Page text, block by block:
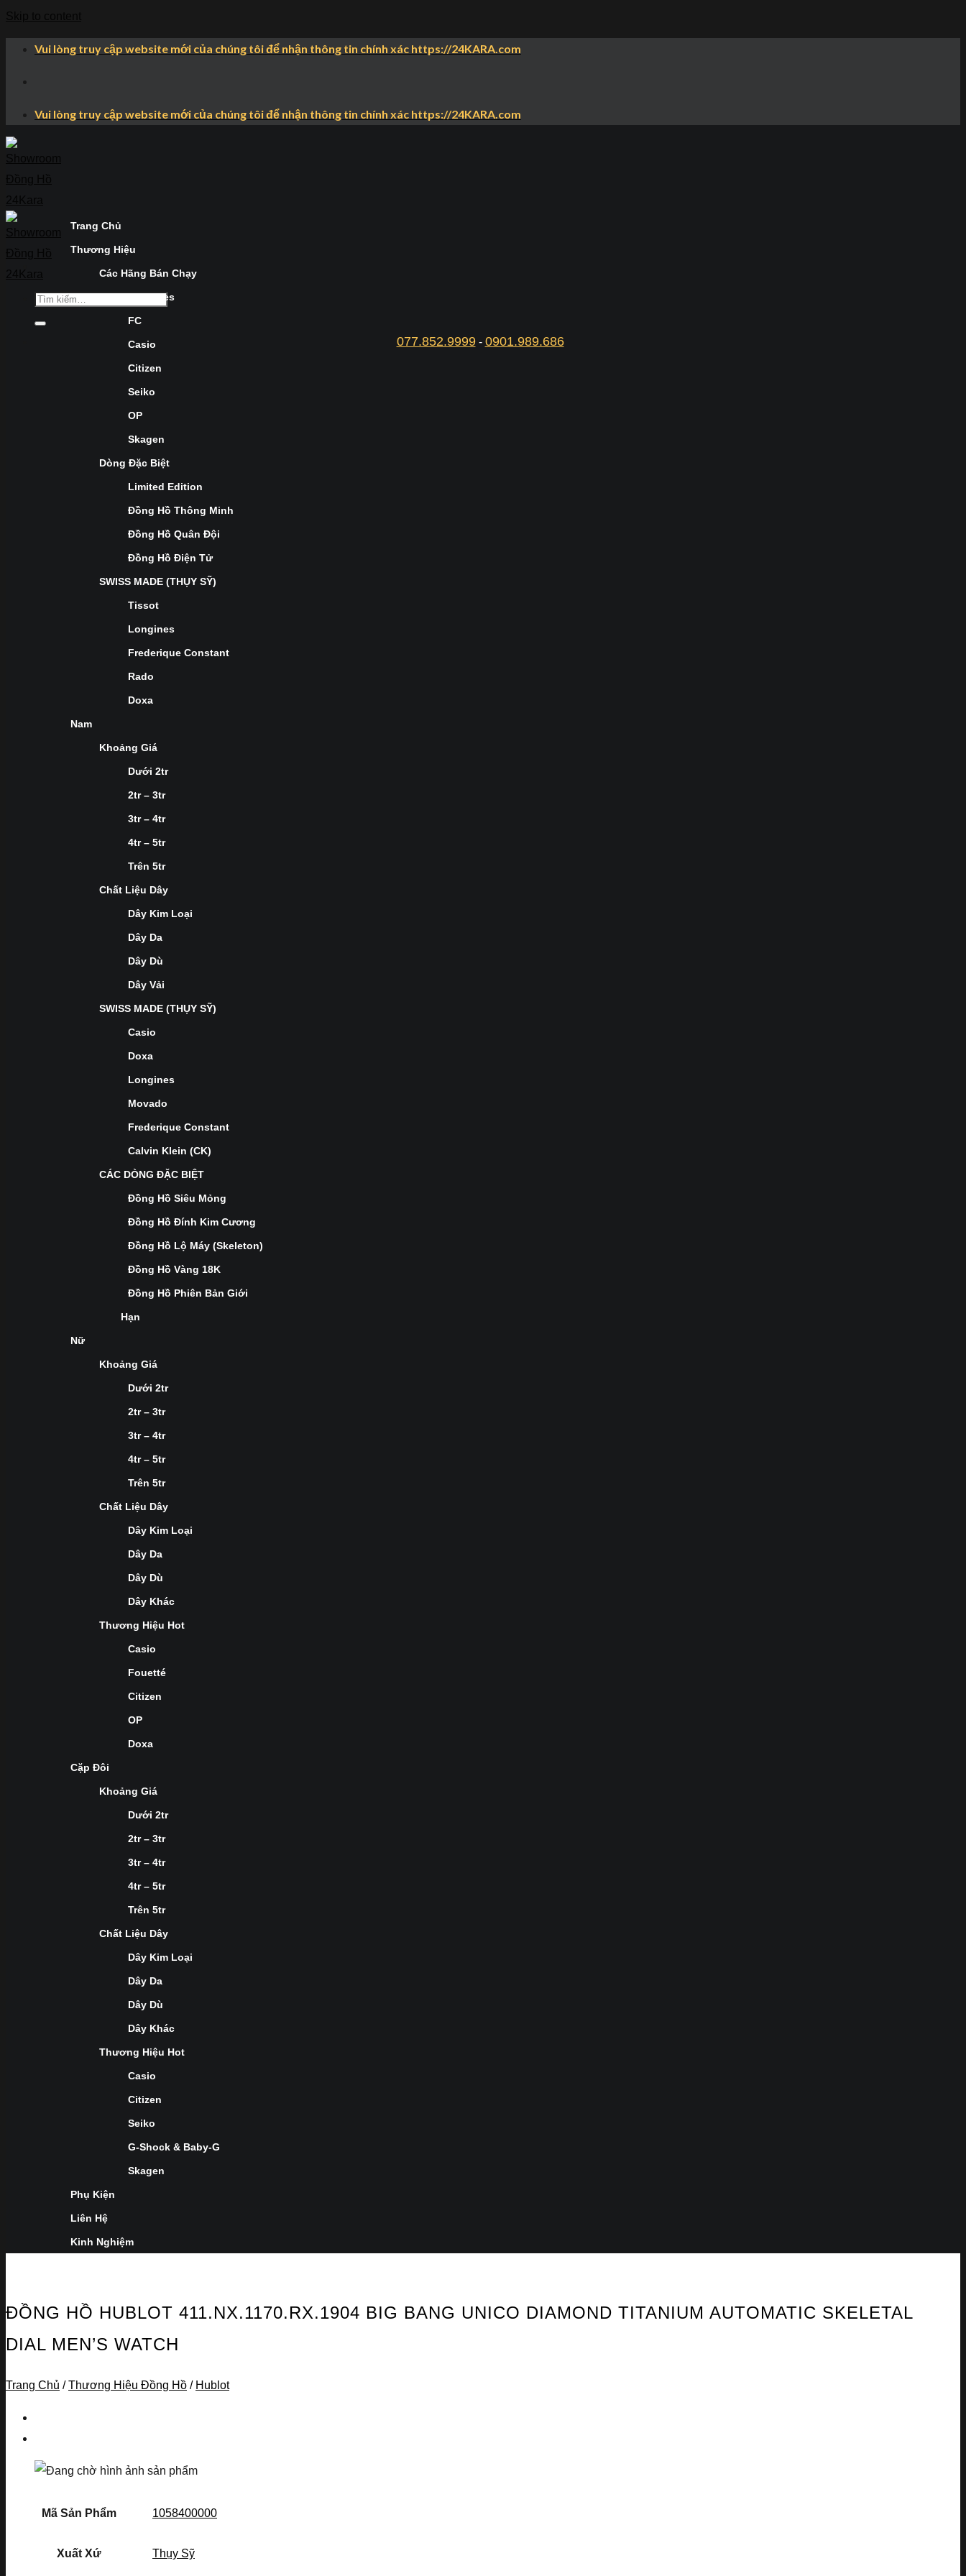
Vui lòng truy cập website mới của chúng tôi để nhận thông tin chính xác https://24KARA.com
Vui lòng truy cập website mới của chúng tôi để nhận thông tin chính xác https://24KARA.com
077.852.9999- 0901.989.686
Trang Chủ
Thương Hiệu
Các Hãng Bán Chạy
Longines
FC
Casio
Citizen
Seiko
OP
Skagen
Dòng Đặc Biệt
Limited Edition
Đồng Hồ Thông Minh
Đồng Hồ Quân Đội
Đồng Hồ Điện Tử
SWISS MADE (THỤY SỸ)
Tissot
Longines
Frederique Constant
Rado
Doxa
Nam
Khoảng Giá
Dưới 2tr
2tr – 3tr
3tr – 4tr
4tr – 5tr
Trên 5tr
Chất Liệu Dây
Dây Kim Loại
Dây Da
Dây Dù
Dây Vải
SWISS MADE (THỤY SỸ)
Casio
Doxa
Longines
Movado
Frederique Constant
Calvin Klein (CK)
CÁC DÒNG ĐẶC BIỆT
Đồng Hồ Siêu Mỏng
Đồng Hồ Đính Kim Cương
Đồng Hồ Lộ Máy (Skeleton)
Đồng Hồ Vàng 18K
Đồng Hồ Phiên Bản Giới
Hạn
Nữ
Khoảng Giá
Dưới 2tr
2tr – 3tr
3tr – 4tr
4tr – 5tr
Trên 5tr
Chất Liệu Dây
Dây Kim Loại
Dây Da
Dây Dù
Dây Khác
Thương Hiệu Hot
Casio
Fouetté
Citizen
OP
Doxa
Cặp Đôi
Khoảng Giá
Dưới 2tr
2tr – 3tr
3tr – 4tr
4tr – 5tr
Trên 5tr
Chất Liệu Dây
Dây Kim Loại
Dây Da
Dây Dù
Dây Khác
Thương Hiệu Hot
Casio
Citizen
Seiko
G-Shock & Baby-G
Skagen
Phụ Kiện
Liên Hệ
Kinh Nghiệm
ĐỒNG HỒ HUBLOT 411.NX.1170.RX.1904 BIG BANG UNICO DIAMOND TITANIUM AUTOMATIC SKELETAL
DIAL MEN’S WATCH
Trang Chủ / Thương Hiệu Đồng Hồ / Hublot
Mã Sản Phẩm 1058400000
Xuất Xứ Thụy Sỹ